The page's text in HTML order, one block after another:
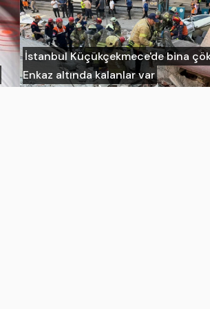
İstanbul Küçükçekmece'de bina
Enkaz altında kalanlar var